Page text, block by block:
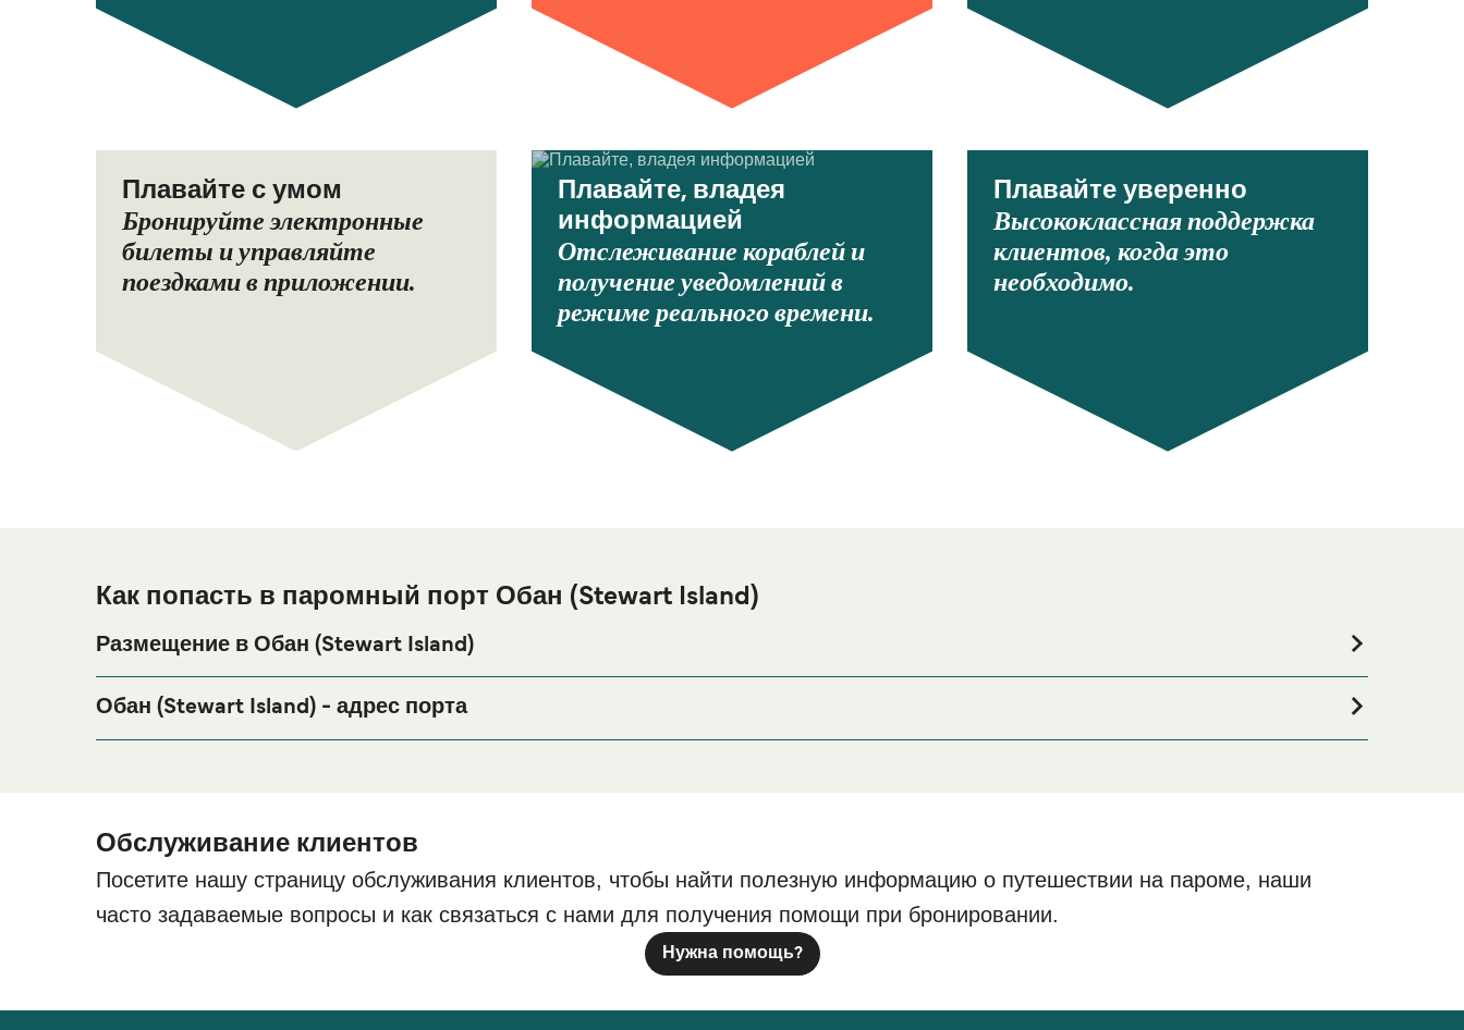
Плавайте с умом
Бронируйте электронные
билеты и управляйте
поездками в приложении.
Плавайте, владея
информацией
Отслеживание кораблей и
получение уведомлений в
режиме реального времени.
Плавайте уверенно
Высококлассная поддержка
клиентов, когда это
необходимо.
Как попасть в паромный порт Обан (Stewart Island)
Размещение в Обан (Stewart Island)
Если вы планируете провести ночь в порту Обан (Stewart Island) или его окрестностях перед или после вашей поездки, или если вы ищете вариант
проживания на весь период поездки, пожалуйста, зайдите на нашу страницу
, где вы найдете самый широкий выбор и
Обан (Stewart Island) - адрес порта
Обслуживание клиентов
Посетите нашу страницу обслуживания клиентов, чтобы найти полезную информацию о путешествии на пароме, наши
часто задаваемые вопросы и как связаться с нами для получения помощи при бронировании.
Нужна помощь?